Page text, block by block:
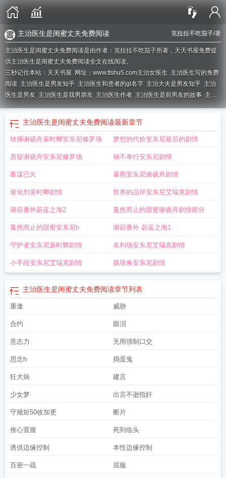
克拉拉不吃茄子/著
主治医生是闺蜜丈夫免费阅读
主治医生是闺蜜丈夫免费阅读是由作者：克拉拉不吃茄子所著，天天书屋免费提
供主治医生是闺蜜丈夫免费阅读全文在线阅读。
三秒记住本站：天天书屋 网址：www.ttshu5.com主治女医生 主治医生写的免费
阅读 主治医生是男友知乎 主治医生和患者的gl名字 主治大夫是男友知乎 主治
医生是男友 主治医生是我男朋友 主治医生作者 主治医生是前男友的故事 主治
医生主治医师是前男友主治医生是前男友主治医生是前男友的主治大夫是男
友全文阅读
主治大夫是男友 主治医生全文 主治医生全文免费阅读
男友
主治医生是闺蜜丈夫免费阅读最新章节
抉择谢砚舟裴时卿安东尼修罗场 梦想的代价安东尼最后的剧情
质疑谢砚舟安东尼修罗场 祸不单行安东尼剧情
蓄谋已久 暴雨安东尼谢砚舟剧情
催化剂裴时卿剧情 世界的品评安东尼艾瑞克剧情
谢窈番外蔚蓝之海2 戛然而止的甜蜜谢砚舟剧情部分
戛然而止的甜蜜安东尼h 谢窈番外 蔚蓝之海1
守护者安东尼裴时卿剧情 名利场安东尼艾瑞克剧情
小手段安东尼艾瑞克剧情 撬墙角安东尼剧情
主治医生是闺蜜丈夫免费阅读章节列表
重逢 威胁
合约 眼泪
意志力 无用强制口交
思念h 捣蛋鬼
狂犬病 建言
少女梦 出言不逊指奸
守规矩50收加更 断片
推心置腹 死到临头
诱供边缘控制 本性边缘控制
百密一疏 屈服